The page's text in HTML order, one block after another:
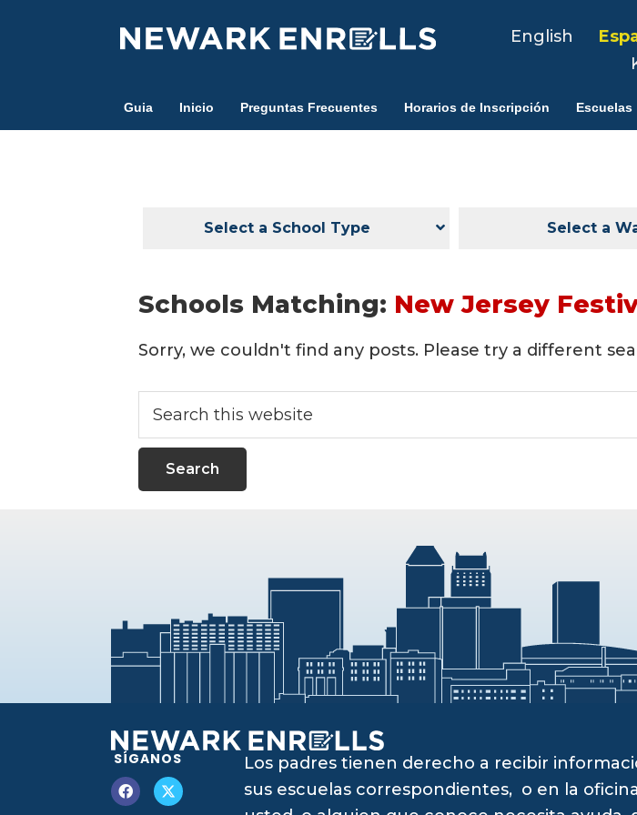
English
Guia Inicio Preguntas Frecuentes Horarios de Inscripción Escuelas
Select a School Type Select a
Schools Matching: New Jersey
Sorry, we couldn't find any posts. Please try a different
Search
website
SÍGANOS
Los padres tienen derecho a recibir
sus escuelas correspondientes, o en la